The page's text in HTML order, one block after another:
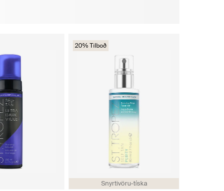
Snyrtivöru-tíska
20% Tilboð